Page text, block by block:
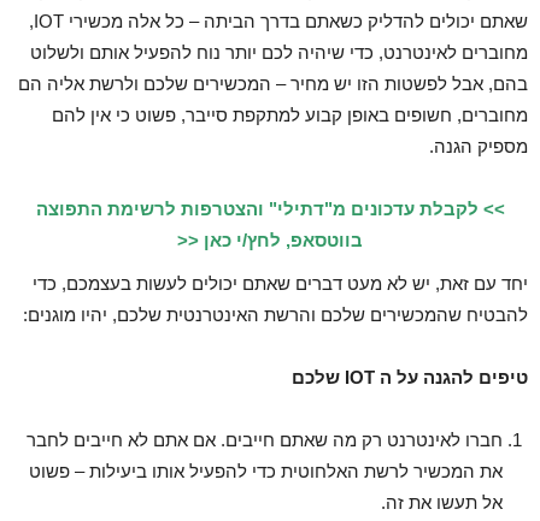
שאתם יכולים להדליק כשאתם בדרך הביתה – כל אלה מכשירי IOT,
מחוברים לאינטרנט, כדי שיהיה לכם יותר נוח להפעיל אותם ולשלוט
בהם, אבל לפשטות הזו יש מחיר – המכשירים שלכם ולרשת אליה הם
מחוברים, חשופים באופן קבוע למתקפת סייבר, פשוט כי אין להם
מספיק הגנה.
>> לקבלת עדכונים מ"דתילי" והצטרפות לרשימת התפוצה
בווטסאפ, לחץ/י כאן <<
יחד עם זאת, יש לא מעט דברים שאתם יכולים לעשות בעצמכם, כדי
להבטיח שהמכשירים שלכם והרשת האינטרנטית שלכם, יהיו מוגנים:
טיפים להגנה על ה IOT שלכם
חברו לאינטרנט רק מה שאתם חייבים. אם אתם לא חייבים לחבר
את המכשיר לרשת האלחוטית כדי להפעיל אותו ביעילות – פשוט
אל תעשו את זה.